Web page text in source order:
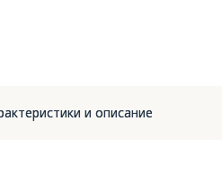
и описание